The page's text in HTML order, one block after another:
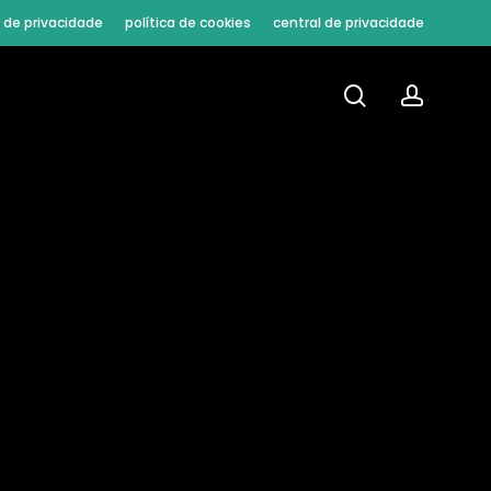
privacidade política de cookies central de privacidade
procuraconta